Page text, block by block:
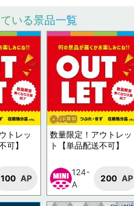
いる景品一覧
トレッ
可】
100 AP
数量限定！アウトレッ
ト【単品配送不可】
124-
A
200 AP